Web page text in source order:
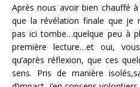
Après nous avoir bien chauffé
que la révélation finale que je
pas ici tombe…quelque peu à
première lecture…et oui,
qu’après réflexion, que ces
sens. Pris de manière